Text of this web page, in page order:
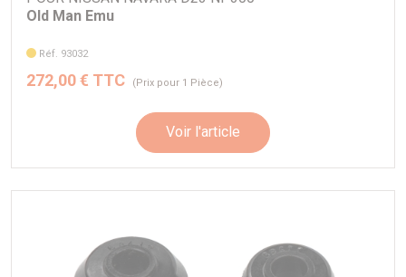
Old Man Emu
Réf. 93032
272,00 € TTC (Prix pour 1 Pièce)
Voir l'article